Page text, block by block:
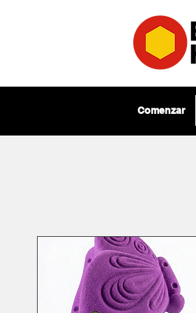
Comenzar